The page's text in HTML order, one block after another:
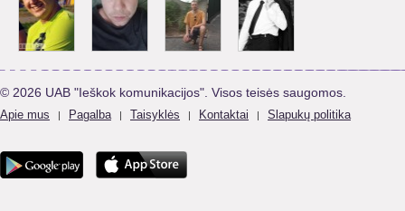
© 2026 UAB "Ieškok komunikacijos". Visos teisės saugomos.
Apie mus | Pagalba | Taisyklės | Kontaktai | Slapukų politika